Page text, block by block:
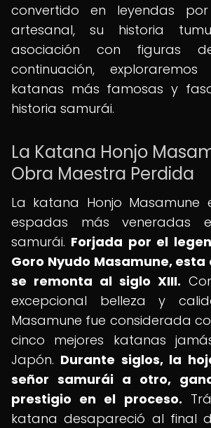
convertido en leyendas
artesanal, su historia
asociación con figuras
continuación,
katanas más famosas y
historia samurái.
La Katana Honjo
Obra Maestra Perdida
La katana Honjo Masamune
espadas más veneradas
samurái. Forjada por el
Goro Nyudo Masamune,
se remonta al siglo XIII.
excepcional belleza y
Masamune fue considerada
cinco mejores katanas
Japón. Durante siglos, la
señor samurái a otro,
prestigio en el proceso.
katana desapareció al final